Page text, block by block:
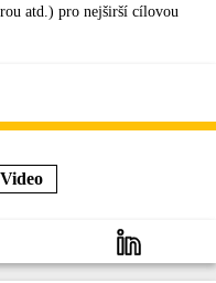
atd.) pro nejširší cílovou
Video